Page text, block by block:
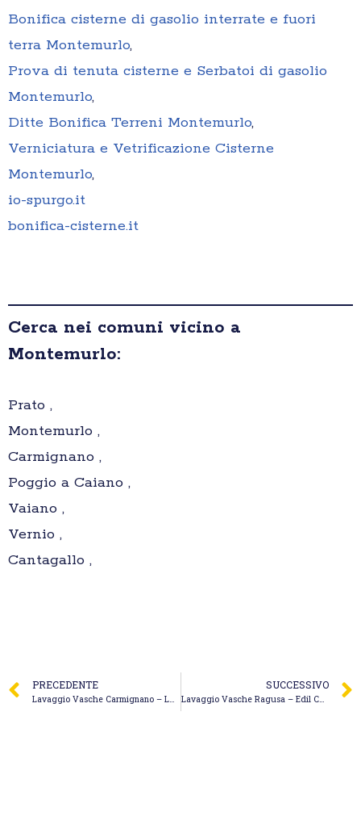
Bonifica cisterne di gasolio interrate e fuori
terra Montemurlo,
Prova di tenuta cisterne e Serbatoi di gasolio
Montemurlo,
Ditte Bonifica Terreni Montemurlo,
Verniciatura e Vetrificazione Cisterne
Montemurlo,
io-spurgo.it
bonifica-cisterne.it
Cerca nei comuni vicino a
Montemurlo:
Prato ,
Montemurlo ,
Carmignano ,
Poggio a Caiano ,
Vaiano ,
Vernio ,
Cantagallo ,
PRECEDENTE
Lavaggio Vasche Carmignano – Luzzi Brunero & Stefano
SUCCESSIVO
Lavaggio Vasche Ragusa – Edil Costruzioni Impresa Edile